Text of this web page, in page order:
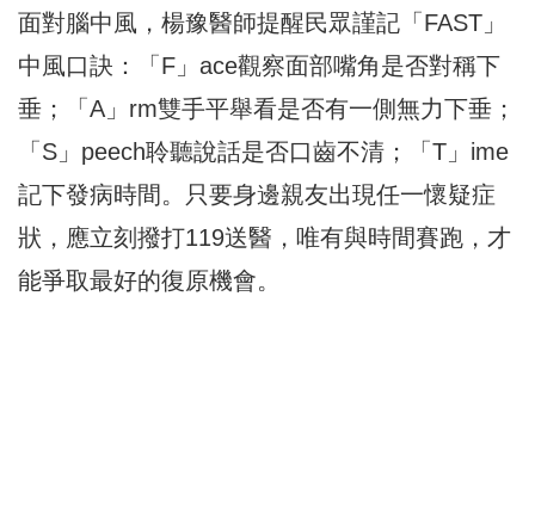
面對腦中風，楊豫醫師提醒民眾謹記「FAST」
中風口訣：「F」ace觀察面部嘴角是否對稱下
垂；「A」rm雙手平舉看是否有一側無力下垂；
「S」peech聆聽說話是否口齒不清；「T」ime
記下發病時間。只要身邊親友出現任一懷疑症
狀，應立刻撥打119送醫，唯有與時間賽跑，才
能爭取最好的復原機會。